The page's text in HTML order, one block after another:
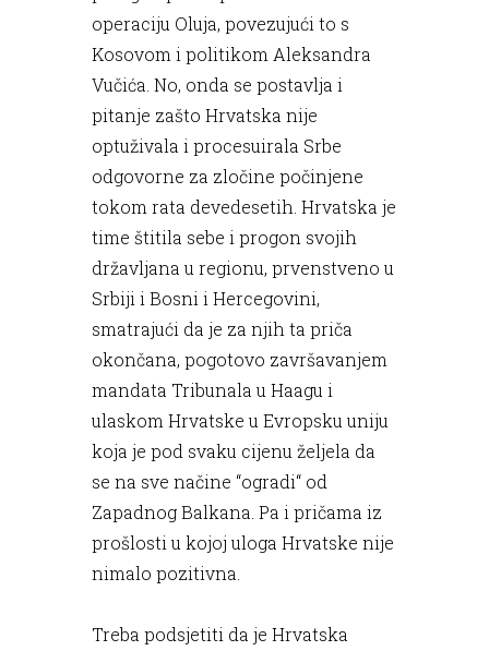
operaciju Oluja, povezujući to s
Kosovom i politikom Aleksandra
Vučića. No, onda se postavlja i
pitanje zašto Hrvatska nije
optuživala i procesuirala Srbe
odgovorne za zločine počinjene
tokom rata devedesetih. Hrvatska je
time štitila sebe i progon svojih
državljana u regionu, prvenstveno u
Srbiji i Bosni i Hercegovini,
smatrajući da je za njih ta priča
okončana, pogotovo završavanjem
mandata Tribunala u Haagu i
ulaskom Hrvatske u Evropsku uniju
koja je pod svaku cijenu željela da
se na sve načine “ogradi“ od
Zapadnog Balkana. Pa i pričama iz
prošlosti u kojoj uloga Hrvatske nije
nimalo pozitivna.
Treba podsjetiti da je Hrvatska